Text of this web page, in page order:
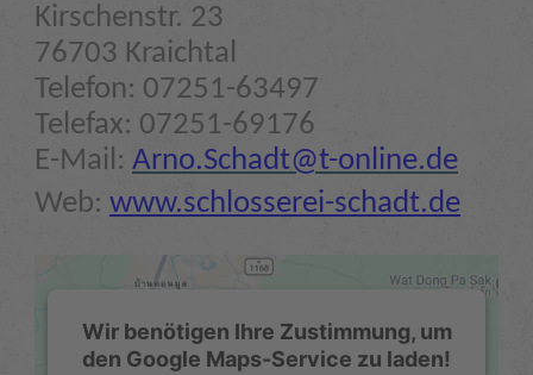
Kirschenstr. 23
76703 Kraichtal
Telefon: 07251-63497
Telefax: 07251-69176
E-Mail: Arno.Schadt@t-online.de
Web: www.schlosserei-schadt.de
Wir benötigen Ihre Zustimmung, um
den Google Maps-Service zu laden!